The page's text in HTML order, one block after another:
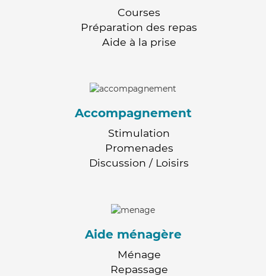
Courses
Préparation des repas
Aide à la prise
Accompagnement
Stimulation
Promenades
Discussion / Loisirs
Aide ménagère
Ménage
Repassage